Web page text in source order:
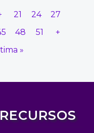
21 24
27
48 51
+
»